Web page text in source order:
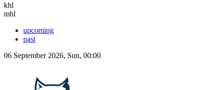
khl
mhl
upcoming
past
06 September 2026, Sun, 00:00